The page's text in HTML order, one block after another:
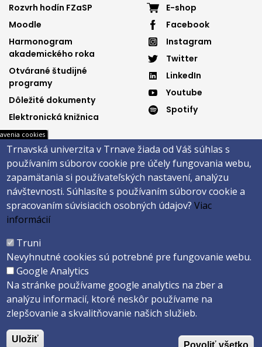
Footer
menu
3
Rozvrh hodín FZaSP
Moodle
Harmonogram
akademického roka
Otvárané študijné
programy
Dôležité dokumenty
Elektronická knižnica
Footer
menu
4
E-shop
Facebook
Instagram
Twitter
LinkedIn
Youtube
Spotify
Päta
Správca obsahu
Technická podpora
Vyhlásenie o prístupnosti
Cookies
Copyright ©2026 Fakulta zdravotníctva a sociálnej práce · Trnavská
univerzita v Trnave
cookies
Trnavská univerzita v Trnave žiada od Váš súhlas s
používaním súborov cookie pre účely fungovania webu,
zapamätania si používateľských nastavení, analýzu
návštevnosti. Súhlasíte s používaním súborov cookie a
spracovaním súvisiacich osobných údajov?Viac
informácií
Truni
Nevyhnutné cookies sú potrebné pre fungovanie webu.
Google Analytics
Na stránke používame google analytics na zber a
analýzu informacií, ktoré neskôr používame na
zlepšovanie a skvalitňovanie našich služieb.
Uložiť
Povoliť všetko